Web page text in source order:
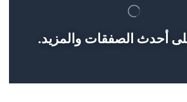
أحدث الصفقات والمزيد.